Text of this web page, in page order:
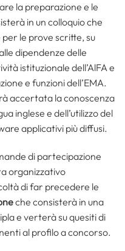
la preparazione e le
in un colloquio che
le prove scritte, su
dipendenze delle
istituzionale dell’AlFA e
e funzioni dell’EMA.
accertata la conoscenza
inglese e dell’utilizzo del
applicativi più diffusi.
di partecipazione
organizzativo
di far precedere le
che consisterà in una
e verterà su quesiti di
al profilo a concorso.